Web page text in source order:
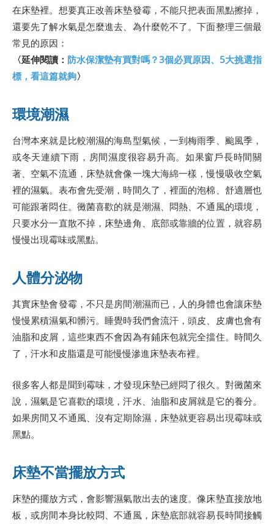
在床墊裡。想要真正改善床墊發霉，不能只把表面黑點擦掉，
還要先了解水氣是怎麼進去、為什麼乾不了。下面整理三個最
常見的原因：
〈延伸閱讀： 防水保潔墊有買對嗎？3個必買原因、5大挑選指
標，看這篇就夠〉
環境潮濕
台灣本來就是比較潮濕的海島型氣候，一到梅雨季、颱風季，
或冬天連續下雨，房間濕度很容易升高。如果窗戶長時間關
著、空氣不流通，床墊就會像一塊大海綿一樣，慢慢吸收空氣
裡的濕氣。表布會先受潮，時間久了，裡面的泡棉、舒適層也
可能跟著悶住。黴菌喜歡的就是潮濕、悶熱、不通風的環境，
只要水分一直散不掉，床墊邊角、底部或靠牆的位置，就容易
慢慢出現霉味或黑點。
人體分泌物
其實床墊會發霉，不只是房間潮濕而已，人的身體也會讓床墊
慢慢累積濕氣和髒污。睡覺時我們會流汗，頭皮、皮膚也會有
油脂和皮屑，這些東西不會因為有鋪床包就完全擋住。時間久
了，汗水和皮脂還是可能慢慢滲進床墊表布裡。
很多客人都是聞到霉味，才發現床墊已經悶了很久。對黴菌來
說，濕氣是它喜歡的環境，汗水、油脂和皮屑就是它的養分。
如果房間又不通風、沒有定期除濕，床墊就更容易出現霉味或
黑點。
床墊不當擺放方式
床墊的擺放方式，會影響濕氣散出去的速度。像床墊直接放地
板，或房間本身比較悶、不通風，床墊底部就容易長時間接觸